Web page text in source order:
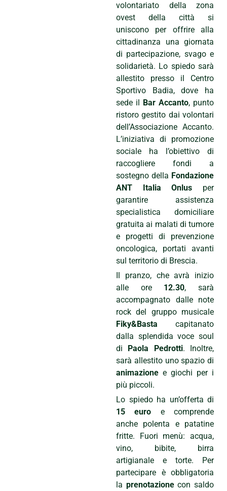
volontariato della zona
ovest della città si
uniscono per offrire alla
cittadinanza una giornata
di partecipazione, svago e
solidarietà. Lo spiedo sarà
allestito presso il Centro
Sportivo Badia, dove ha
sede il Bar Accanto, punto
ristoro gestito dai volontari
dell’Associazione Accanto.
L’iniziativa di promozione
sociale ha l’obiettivo di
raccogliere fondi a
sostegno della Fondazione
ANT Italia Onlus per
garantire assistenza
specialistica domiciliare
gratuita ai malati di tumore
e progetti di prevenzione
oncologica, portati avanti
sul territorio di Brescia.
Il pranzo, che avrà inizio
alle ore 12.30, sarà
accompagnato dalle note
rock del gruppo musicale
Fiky&Basta capitanato
dalla splendida voce soul
di Paola Pedrotti. Inoltre,
sarà allestito uno spazio di
animazione e giochi per i
più piccoli.
Lo spiedo ha un’offerta di
15 euro e comprende
anche polenta e patatine
fritte. Fuori menù: acqua,
vino, bibite, birra
artigianale e torte. Per
partecipare è obbligatoria
la prenotazionecon saldo